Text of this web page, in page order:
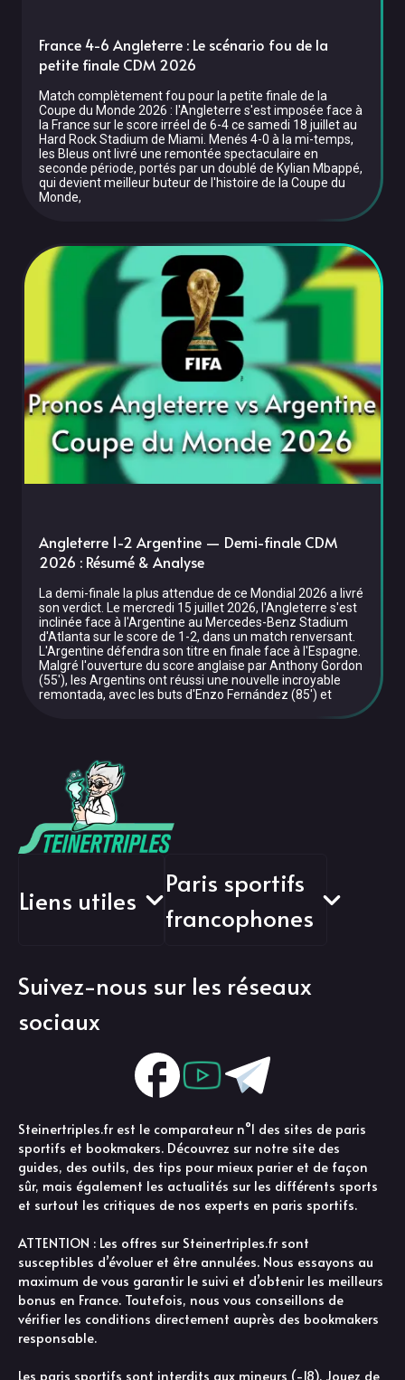
France 4-6 Angleterre : Le scénario fou de la
petite finale CDM 2026
Match complètement fou pour la petite finale de la
Coupe du Monde 2026 : l'Angleterre s'est imposée face à
la France sur le score irréel de 6-4 ce samedi 18 juillet au
Hard Rock Stadium de Miami. Menés 4-0 à la mi-temps,
les Bleus ont livré une remontée spectaculaire en
seconde période, portés par un doublé de Kylian Mbappé,
qui devient meilleur buteur de l'histoire de la Coupe du
Monde,
Angleterre 1-2 Argentine — Demi-finale CDM
2026 : Résumé & Analyse
La demi-finale la plus attendue de ce Mondial 2026 a livré
son verdict. Le mercredi 15 juillet 2026, l'Angleterre s'est
inclinée face à l'Argentine au Mercedes-Benz Stadium
d'Atlanta sur le score de 1-2, dans un match renversant.
L'Argentine défendra son titre en finale face à l'Espagne.
Malgré l'ouverture du score anglaise par Anthony Gordon
(55'), les Argentins ont réussi une nouvelle incroyable
remontada, avec les buts d'Enzo Fernández (85') et
Liens utiles
Paris sportifs
francophones
Suivez-nous sur les réseaux
sociaux
Steinertriples.fr est le comparateur n°1 des sites de paris
sportifs et bookmakers. Découvrez sur notre site des
guides, des outils, des tips pour mieux parier et de façon
sûr, mais également les actualités sur les différents sports
et surtout les critiques de nos experts en paris sportifs.
ATTENTION : Les offres sur Steinertriples.fr sont
susceptibles d’évoluer et être annulées. Nous essayons au
maximum de vous garantir le suivi et d’obtenir les meilleurs
bonus en France. Toutefois, nous vous conseillons de
vérifier les conditions directement auprès des bookmakers
responsable.
Les paris sportifs sont interdits aux mineurs (-18). Jouez de